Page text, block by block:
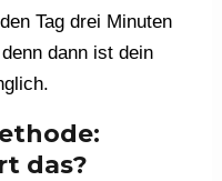
Tag drei Minuten
dann ist dein
das?